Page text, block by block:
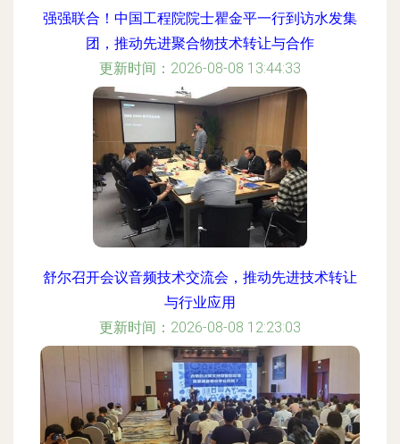
强强联合！中国工程院院士瞿金平一行到访水发集
团，推动先进聚合物技术转让与合作
更新时间：2026-08-08 13:44:33
舒尔召开会议音频技术交流会，推动先进技术转让
与行业应用
更新时间：2026-08-08 12:23:03